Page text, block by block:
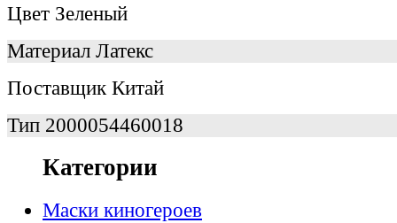
Цвет Зеленый
Материал Латекс
Поставщик Китай
Тип 2000054460018
Категории
Маски киногероев